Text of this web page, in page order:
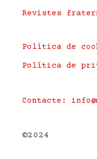
Revistes
Política de
Política de
Contacte:
©2024